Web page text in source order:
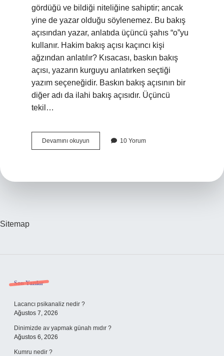
gördüğü ve bildiği niteliğine sahiptir; ancak
yine de yazar olduğu söylenemez. Bu bakış
açısından yazar, anlatıda üçüncü şahıs “o”yu
kullanır. Hakim bakış açısı kaçıncı kişi
ağzından anlatılır? Kısacası, baskın bakış
açısı, yazarın kurguyu anlatırken seçtiği
yazım seçeneğidir. Baskın bakış açısının bir
diğer adı da ilahi bakış açısıdır. Üçüncü
tekil…
Devamını okuyun
Bakış
10 Yorum
Sitemap
Sidebar
Son Yazılar
Lacancı psikanaliz nedir ?
Ağustos 7, 2026
Dinimizde av yapmak günah mıdır ?
Ağustos 6, 2026
Kumru nedir ?